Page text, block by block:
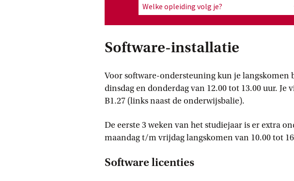
Welke opleiding volg je?
Software-installatie
Voor software-ondersteuning kun je langskomen
dinsdag en donderdag van 12.00 tot 13.00 uur. Je
B1.27 (links naast de onderwijsbalie).
De eerste 3 weken van het studiejaar is er extra
maandag t/m vrijdag langskomen van 10.00 tot
Software licenties